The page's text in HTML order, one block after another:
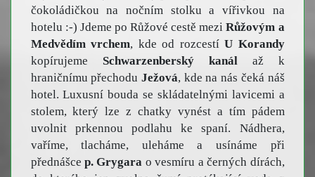
čokoládičkou na nočním stolku a vířivkou na
hotelu :-) Jdeme po Růžové cestě meziRůžovým a
Medvědím vrchem, kde od rozcestí U Korandy
kopírujeme Schwarzenberský kanál až k
hraničnímu přechodu Ježová, kde na nás čeká náš
hotel. Luxusní bouda se skládatelnými lavicemi a
stolem, který lze z chatky vynést a tím pádem
uvolnit prkennou podlahu ke spaní. Nádhera,
vaříme, tlacháme, uleháme a usínáme při
přednášce p. Grygara o vesmíru a černých dírách,